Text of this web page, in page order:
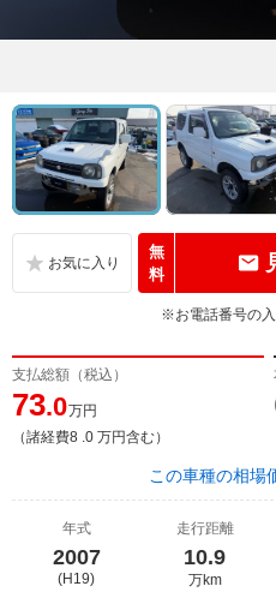
無
料
※お電話番号の入
支払総額（税込）
73.0万円
（諸経費8 .0 万円含む）
この車種の相場
年式
2007
(H19)
走行距離
10.9
万km